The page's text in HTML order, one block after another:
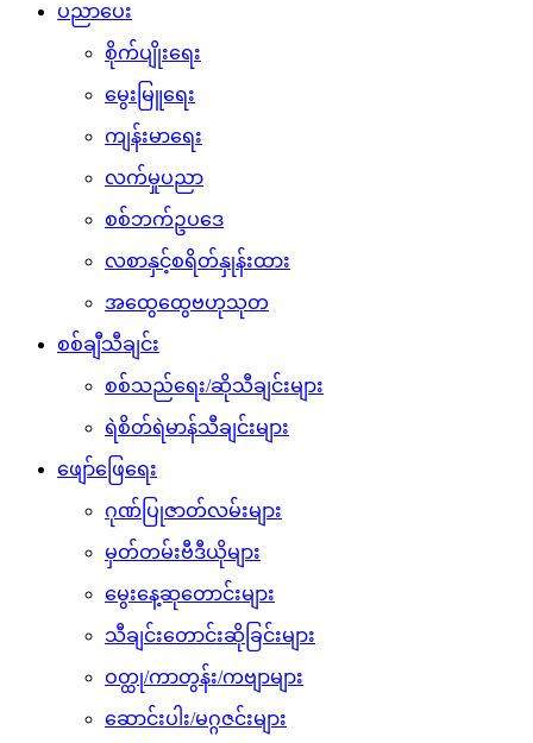
ပညာပေး
စိုက်ပျိုးရေး
မွေးမြူရေး
ကျန်းမာရေး
လက်မှုပညာ
စစ်ဘက်ဥပဒေ
လစာနှင့်စရိတ်နှုန်းထား
အထွေထွေဗဟုသုတ
စစ်ချီသီချင်း
စစ်သည်ရေး/ဆိုသီချင်းများ
ရဲစိတ်ရဲမာန်သီချင်းများ
ဖျော်ဖြေရေး
ဂုဏ်ပြုဇာတ်လမ်းများ
မှတ်တမ်းဗီဒီယိုများ
မွေးနေ့ဆုတောင်းများ
သီချင်းတောင်းဆိုခြင်းများ
ဝတ္ထု/ကာတွန်း/ကဗျာများ
ဆောင်းပါး/မဂ္ဂဇင်းများ